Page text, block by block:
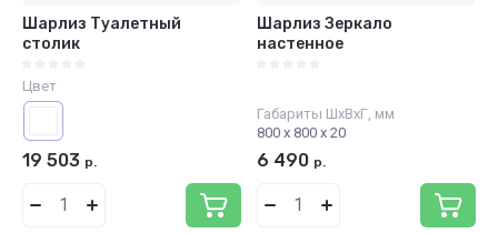
Шарлиз Туалетный
столик
Цвет
19 503 р.
Шарлиз Зеркало
настенное
Габариты ШхВхГ, мм
800 х 800 х 20
6 490 р.